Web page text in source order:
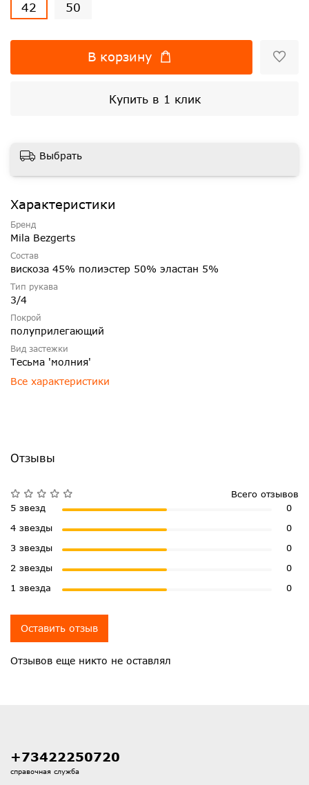
42 50
В корзину
Купить в 1 клик
Выбрать
Характеристики
Бренд
Mila Bezgerts
Состав
вискоза 45% полиэстер 50% эластан 5%
Тип рукава
3/4
Покрой
полуприлегающий
Вид застежки
Тесьма 'молния'
Все характеристики
Отзывы
Отзывов еще никто не оставлял
Всего отзывов
5 звезд
0
4 звезды
0
3 звезды
0
2 звезды
0
1 звезда
0
Оставить отзыв
+73422250720
справочная служба